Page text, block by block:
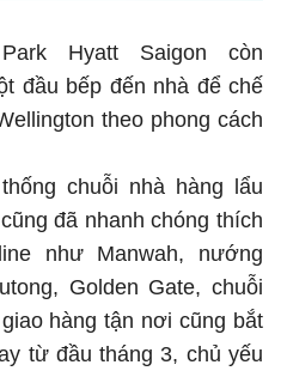
Hyatt Saigon còn
đầu bếp đến nhà để chế
theo phong cách
chuỗi nhà hàng lẩu
đã nhanh chóng thích
như Manwah, nướng
Golden Gate, chuỗi
hàng tận nơi cũng bắt
từ đầu tháng 3, chủ yếu